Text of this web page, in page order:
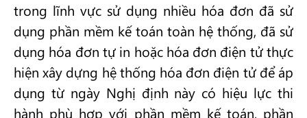
trong lĩnh vực sử dụng nhiều hóa đơn đã sử
dụng phần mềm kế toán toàn hệ thống, đã sử
dụng hóa đơn tự in hoặc hóa đơn điện tử thực
hiện xây dựng hệ thống hóa đơn điện tử để áp
dụng từ ngày Nghị định này có hiệu lực thi
hành phù hợp với phần mềm kế toán, phần